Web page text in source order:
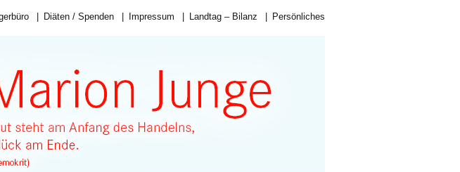
Diäten / Spenden Impressum Landtag – Bilanz Persönliches